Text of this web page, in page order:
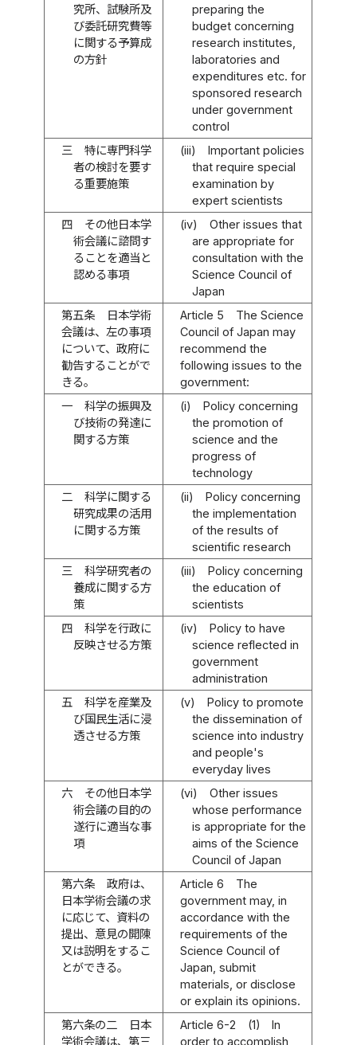
究所、試験所及
び委託研究費等
に関する予算成
の方針
preparing the
budget concerning
research institutes,
laboratories and
expenditures etc. for
sponsored research
under government
control
三
特に専門科学
者の検討を要す
る重要施策
(iii)
Important policies
that require special
examination by
expert scientists
四
その他日本学
術会議に諮問す
ることを適当と
認める事項
(iv)
Other issues that
are appropriate for
consultation with the
Science Council of
Japan
第五条
日本学術
会議は、左の事項
について、政府に
勧告することがで
きる。
Article 5
The Science
Council of Japan may
recommend the
following issues to the
government:
一
科学の振興及
び技術の発達に
関する方策
(i)
Policy concerning
the promotion of
science and the
progress of
technology
二
科学に関する
研究成果の活用
に関する方策
(ii)
Policy concerning
the implementation
of the results of
scientific research
三
科学研究者の
養成に関する方
策
(iii)
Policy concerning
the education of
scientists
四
科学を行政に
反映させる方策
(iv)
Policy to have
science reflected in
government
administration
五
科学を産業及
び国民生活に浸
透させる方策
(v)
Policy to promote
the dissemination of
science into industry
and people's
everyday lives
六
その他日本学
術会議の目的の
遂行に適当な事
項
(vi)
Other issues
whose performance
is appropriate for the
aims of the Science
Council of Japan
第六条
政府は、
日本学術会議の求
に応じて、資料の
提出、意見の開陳
又は説明をするこ
とができる。
Article 6
The
government may, in
accordance with the
requirements of the
Science Council of
Japan, submit
materials, or disclose
or explain its opinions.
第六条の二
日本
学術会議は、第三
Article 6-2 (1)
In
order to accomplish